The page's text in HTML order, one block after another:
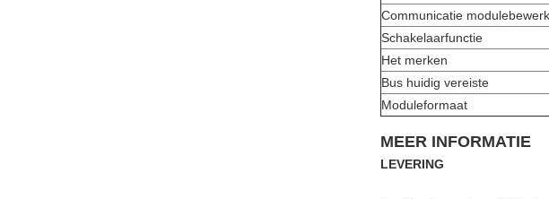
Communicatie
Schakelaarfunctie
Het merken
Bus huidig vereiste
Moduleformaat
MEER INFORMATIE
LEVERING